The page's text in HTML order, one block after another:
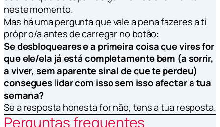
neste momento.
Mas há uma pergunta que vale a pena fazeres a ti
próprio/a antes de carregar no botão:
Se desbloqueares e a primeira coisa que vires for
que ele/ela já está completamente bem (a sorrir,
a viver, sem aparente sinal de que te perdeu)
consegues lidar com isso sem isso afectar a tua
semana?
Se a resposta honesta for não, tens a tua resposta.
Perguntas frequentes